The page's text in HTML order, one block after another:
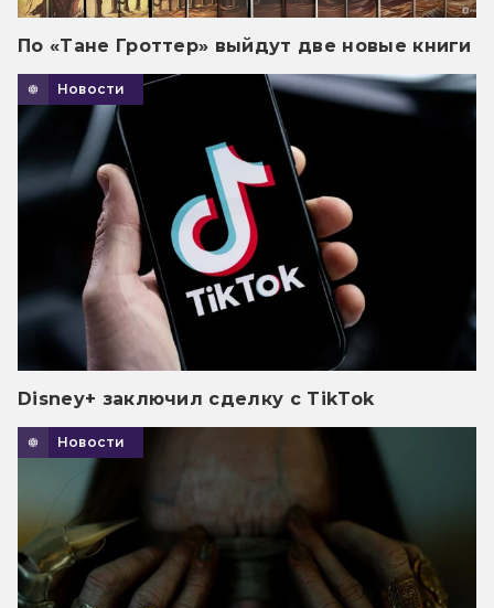
По «Тане Гроттер» выйдут две новые книги
Новости
Disney+ заключил сделку с TikTok
Новости